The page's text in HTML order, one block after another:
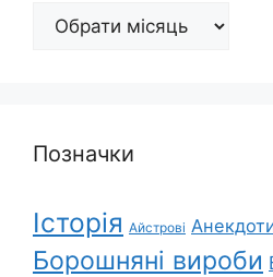
Архіви
Позначки
Історія Айстрові
Борошняні вироби